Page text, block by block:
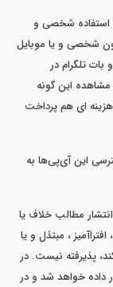
استفاده شخصی و
شخصی و یا موبایل
تلگرام در
این گونه
ای هم پرداخت
این آی‌پی‌ها به
مطالب خلاف یا
، مبتذل و یا
پذیرفته نیست. در
داده خواهد شد و در